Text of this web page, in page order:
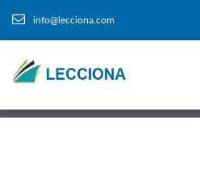
info@lecciona.com